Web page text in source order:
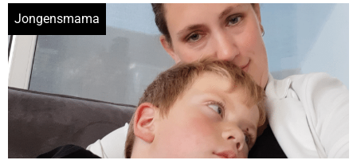
Jongensmama